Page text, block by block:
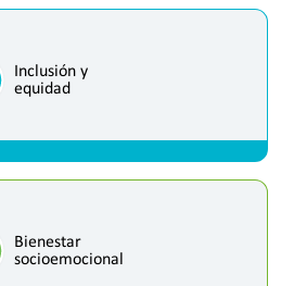
Inclusión y
equidad
Bienestar
socioemocional